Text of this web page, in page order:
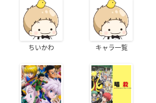
ちいかわ キャラ一覧